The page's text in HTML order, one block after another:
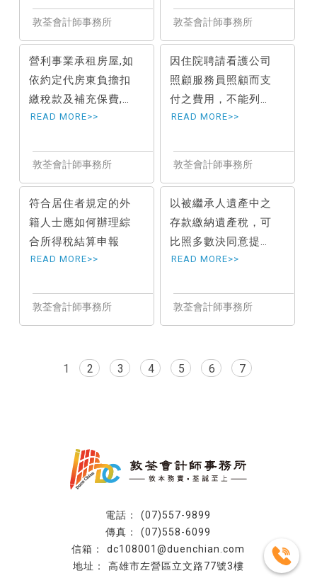
營利事業承租房屋,如
依約定代房東負擔扣
繳稅款及補充保費,視
同給付租金,應注意併
因住院聘請看護公司
照顧服務員照顧而支
付之費用，不能列報
醫藥費列舉扣除額
符合居住者規定的外
籍人士應如何辦理綜
合所得稅結算申報
以被繼承人遺產中之
存款繳納遺產稅，可
比照多數決同意提出
申請｜如何繳納遺產
1 2 3 4 5 6 7
(07)557-9899
(07)558-6099
dc108001@duenchian.com
高雄市左營區立文路77號3樓